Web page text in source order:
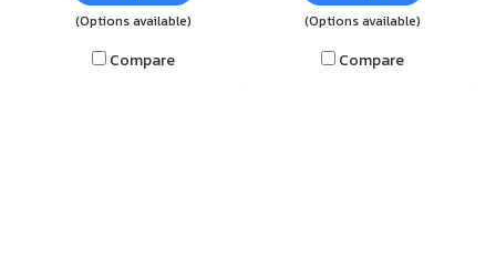
(Options available)
Compare
(Options available)
Compare